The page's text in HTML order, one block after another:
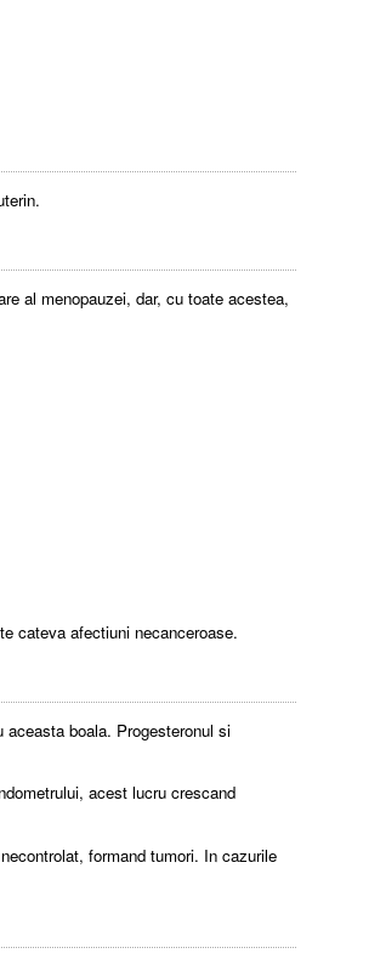
al menopauzei, dar, cu toate acestea,
cateva afectiuni necanceroase.
boala. Progesteronul si
acest lucru crescand
formand tumori. In cazurile